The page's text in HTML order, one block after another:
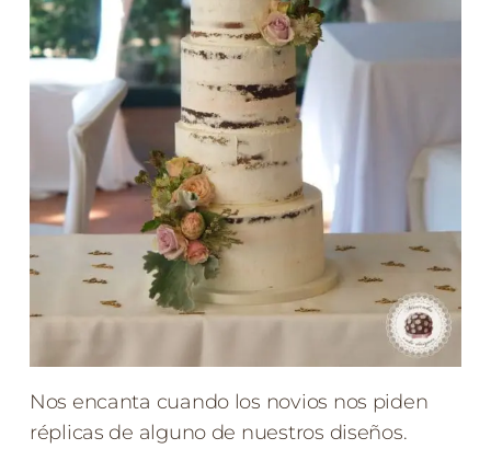
Nos encanta cuando los novios nos piden
réplicas de alguno de nuestros diseños.